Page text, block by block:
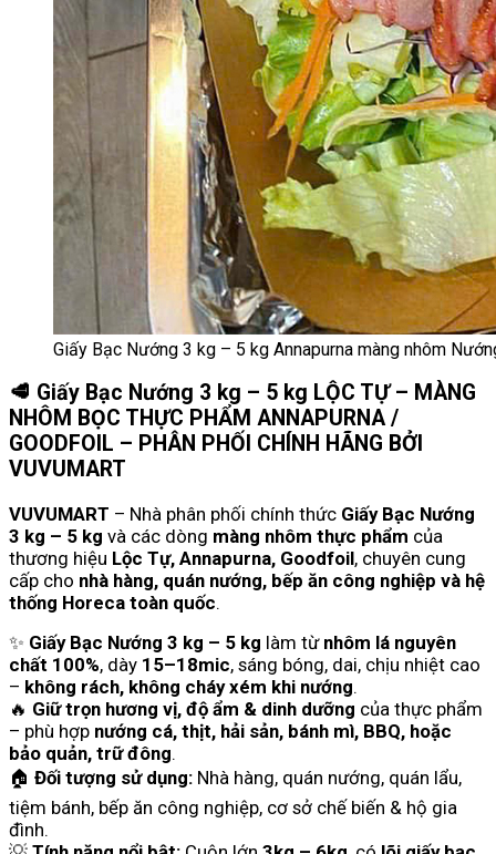
Giấy Bạc Nướng 3 kg – 5 kg Annapurna màng nhôm
🥩 Giấy Bạc Nướng 3 kg – 5 kg LỘC TỰ – MÀNG
NHÔM BỌC THỰC PHẨM ANNAPURNA /
GOODFOIL – PHÂN PHỐI CHÍNH HÃNG BỞI
VUVUMART
VUVUMART – Nhà phân phối chính thức Giấy Bạc Nướng
3 kg – 5 kg và các dòng màng nhôm thực phẩm của
thương hiệu Lộc Tự, Annapurna, Goodfoil, chuyên cung
cấp cho nhà hàng, quán nướng, bếp ăn công nghiệp và hệ
thống Horeca toàn quốc.
✨ Giấy Bạc Nướng 3 kg – 5 kg làm từ nhôm lá nguyên
chất 100%, dày 15–18mic, sáng bóng, dai, chịu nhiệt cao
– không rách, không cháy xém khi nướng.
🔥 Giữ trọn hương vị, độ ẩm & dinh dưỡng của thực phẩm
– phù hợp nướng cá, thịt, hải sản, bánh mì, BBQ, hoặc
bảo quản, trữ đông.
🏠 Đối tượng sử dụng: Nhà hàng, quán nướng, quán lẩu,
tiệm bánh, bếp ăn công nghiệp, cơ sở chế biến & hộ gia
đình.